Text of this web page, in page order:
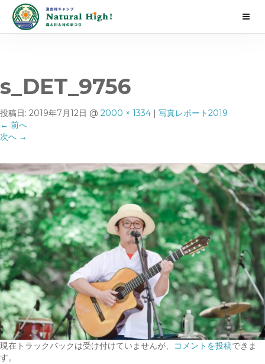
s_DET_9756
投稿日: 2019年7月12日 @ 2000 × 1334 | 写真レポート2019
← 前へ
次へ →
現在トラックバックは受け付けていませんが、 コメントを投稿できま
す。